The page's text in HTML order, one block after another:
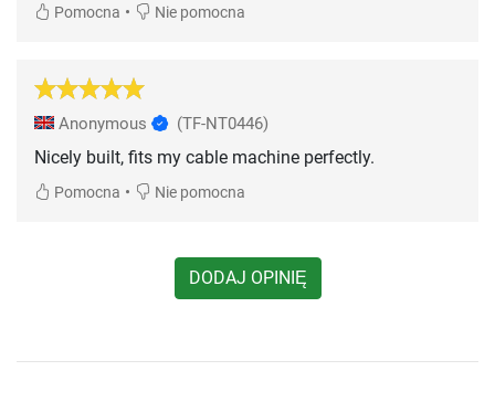
Pomocna • Nie pomocna
Anonymous (TF-NT0446)
Nicely built, fits my cable machine perfectly.
Pomocna • Nie pomocna
DODAJ OPINIĘ